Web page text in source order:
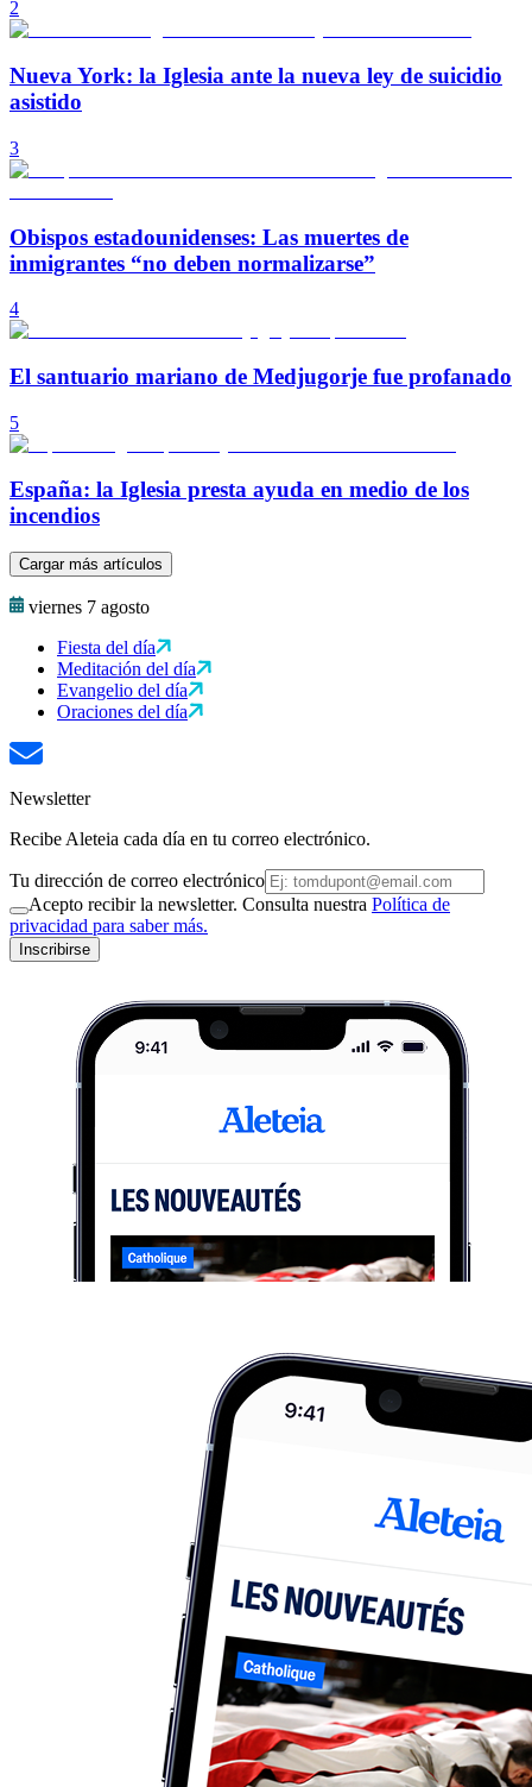
2
Nueva York: la Iglesia ante la nueva ley de suicidio
asistido
3
Obispos estadounidenses: Las muertes de
inmigrantes “no deben normalizarse”
4
El santuario mariano de Medjugorje fue profanado
5
España: la Iglesia presta ayuda en medio de los
incendios
Cargar más artículos
viernes 7 agosto
Fiesta del día
Meditación del día
Evangelio del día
Oraciones del día
Newsletter
Recibe Aleteia cada día en tu correo electrónico.
Tu dirección de correo electrónico
Acepto recibir la newsletter. Consulta nuestra Política de
privacidad para saber más.
Inscribirse